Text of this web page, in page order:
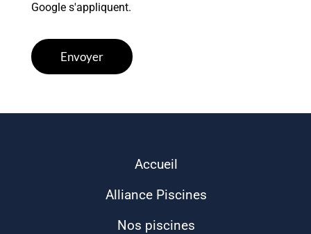
Google s'appliquent.
Accueil
Alliance Piscines
Nos piscines